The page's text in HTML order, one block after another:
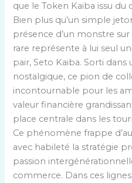
que le Token Kaiba issu
Bien plus qu’un simple
présence d’un monstre
rare représente à lui seul
pair, Seto Kaiba. Sorti
nostalgique, ce pion de
incontournable pour les
valeur financière
place centrale dans les
Ce phénomène frappe
avec habileté la stratégie
passion
commerce. Dans ces